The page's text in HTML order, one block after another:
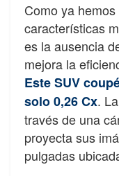
Como ya
características
es la ausencia
mejora la
Este SUV
solo 0,26 Cx.
través de una
proyecta sus
pulgadas